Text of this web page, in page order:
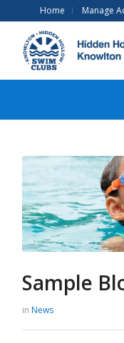
Home Manage
Sample
in News